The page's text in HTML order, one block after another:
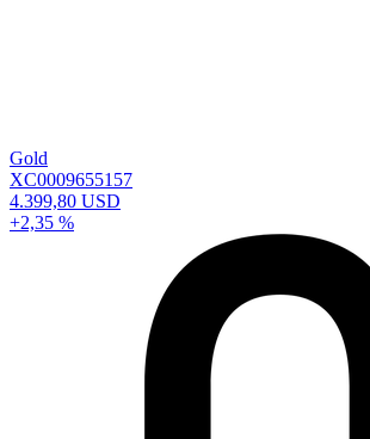
Gold
XC0009655157
4.399,80 USD
+2,35 %